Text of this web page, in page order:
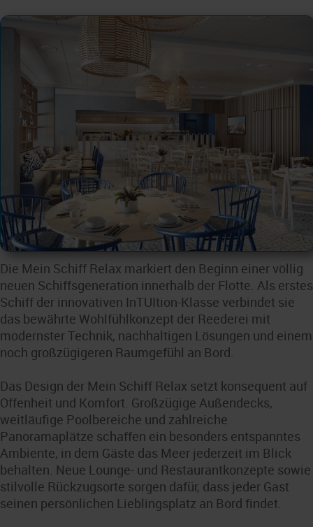
Die Mein Schiff Relax markiert den Beginn einer völlig
neuen Schiffsgeneration innerhalb der Flotte. Als erstes
Schiff der innovativen InTUItion-Klasse verbindet sie
das bewährte Wohlfühlkonzept der Reederei mit
modernster Technik, nachhaltigen Lösungen und einem
noch großzügigeren Raumgefühl an Bord.
Das Design der Mein Schiff Relax setzt konsequent auf
Offenheit und Komfort. Großzügige Außendecks,
weitläufige Poolbereiche und zahlreiche
Panoramaplätze schaffen ein besonders entspanntes
Ambiente, in dem Gäste das Meer jederzeit im Blick
behalten. Neue Lounge- und Restaurantkonzepte sowie
stilvolle Rückzugsorte sorgen dafür, dass jeder Gast
seinen persönlichen Lieblingsplatz an Bord findet.